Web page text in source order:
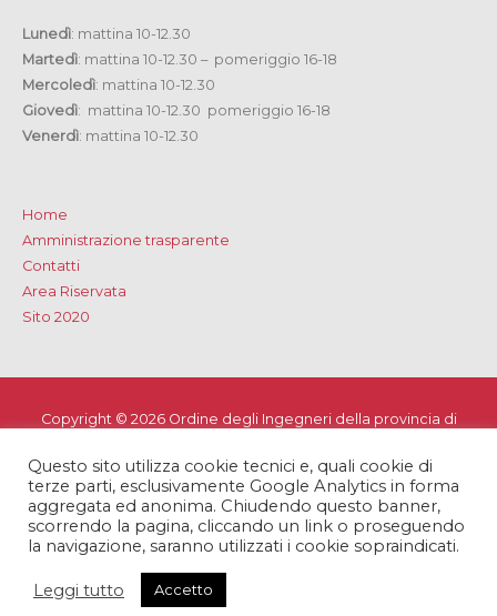
Lunedì: mattina 10-12.30
Martedì: mattina 10-12.30 – pomeriggio 16-18
Mercoledì: mattina 10-12.30
Giovedì: mattina 10-12.30 pomeriggio 16-18
Venerdì: mattina 10-12.30
Home
Amministrazione trasparente
Contatti
Area Riservata
Sito 2020
Copyright © 2026 Ordine degli Ingegneri della provincia di
Privacy e Cookie Policy-Note Legali -Dichiarazione di
accessibilità
Questo sito utilizza cookie tecnici e, quali cookie di
terze parti, esclusivamente Google Analytics in forma
aggregata ed anonima. Chiudendo questo banner,
scorrendo la pagina, cliccando un link o proseguendo
la navigazione, saranno utilizzati i cookie sopraindicati.
Leggi tutto Accetto